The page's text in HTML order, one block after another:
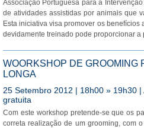
Associação Portuguesa para a
de atividades assistidas por animais que
Esta iniciativa visa promover os
devidamente treinado pode proporcionar
WOORKSHOP DE GROOMING
LONGA
25 Setembro 2012 | 18h00 » 19h30
gratuita
Com este workshop pretende-se que os
correta realização de um grooming, com